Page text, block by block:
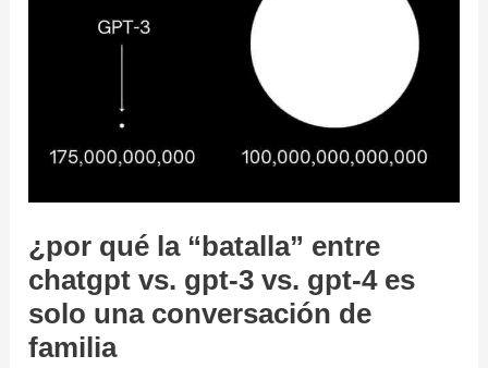
¿por qué la “batalla” entre
chatgpt vs. gpt-3 vs. gpt-4 es
solo una conversación de
familia